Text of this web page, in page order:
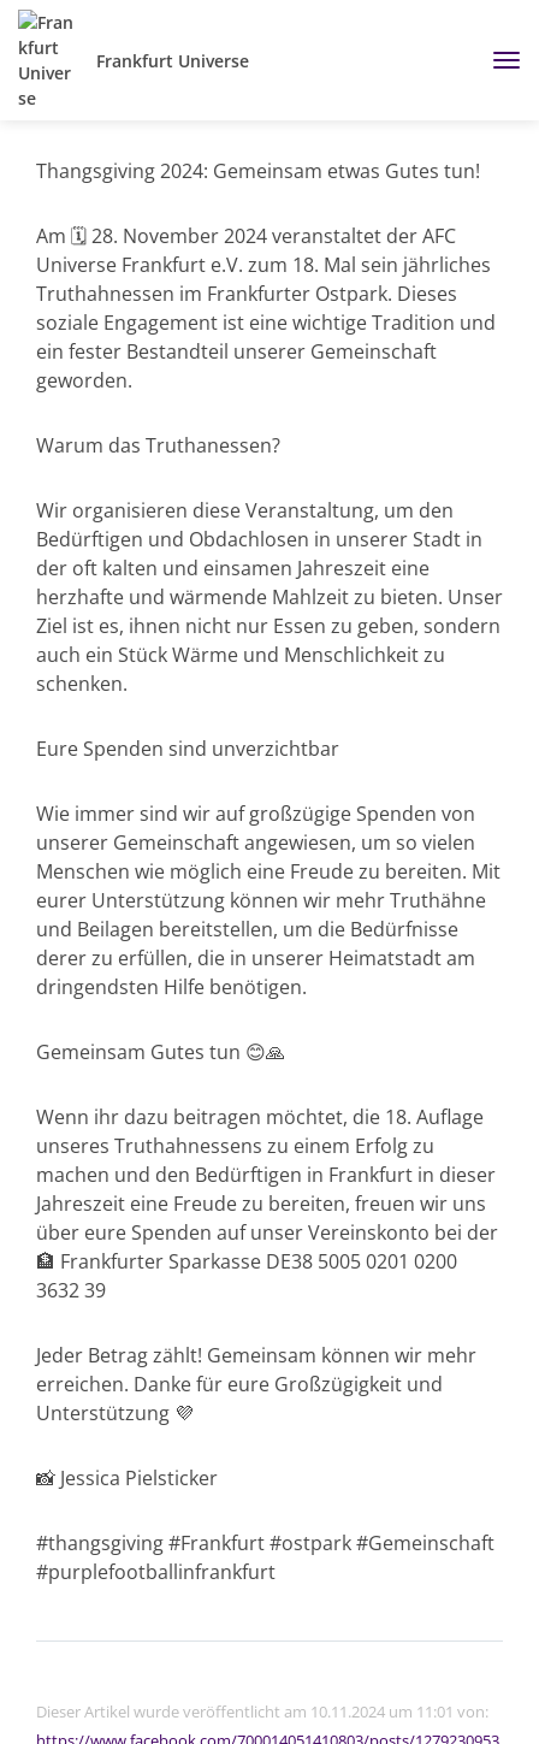
Frankfurt Universe
Thangsgiving 2024: Gemeinsam etwas Gutes tun!
Am 🗓 28. November 2024 veranstaltet der AFC
Universe Frankfurt e.V. zum 18. Mal sein jährliches
Truthahnessen im Frankfurter Ostpark. Dieses
soziale Engagement ist eine wichtige Tradition und
ein fester Bestandteil unserer Gemeinschaft
geworden.
Warum das Truthanessen?
Wir organisieren diese Veranstaltung, um den
Bedürftigen und Obdachlosen in unserer Stadt in
der oft kalten und einsamen Jahreszeit eine
herzhafte und wärmende Mahlzeit zu bieten. Unser
Ziel ist es, ihnen nicht nur Essen zu geben, sondern
auch ein Stück Wärme und Menschlichkeit zu
schenken.
Eure Spenden sind unverzichtbar
Wie immer sind wir auf großzügige Spenden von
unserer Gemeinschaft angewiesen, um so vielen
Menschen wie möglich eine Freude zu bereiten. Mit
eurer Unterstützung können wir mehr Truthähne
und Beilagen bereitstellen, um die Bedürfnisse
derer zu erfüllen, die in unserer Heimatstadt am
dringendsten Hilfe benötigen.
Gemeinsam Gutes tun 😊🙏
Wenn ihr dazu beitragen möchtet, die 18. Auflage
unseres Truthahnessens zu einem Erfolg zu
machen und den Bedürftigen in Frankfurt in dieser
Jahreszeit eine Freude zu bereiten, freuen wir uns
über eure Spenden auf unser Vereinskonto bei der
🏦 Frankfurter Sparkasse DE38 5005 0201 0200
3632 39
Jeder Betrag zählt! Gemeinsam können wir mehr
erreichen. Danke für eure Großzügigkeit und
Unterstützung 💜
📸 Jessica Pielsticker
#thangsgiving #Frankfurt #ostpark #Gemeinschaft
#purplefootballinfrankfurt
Dieser Artikel wurde veröffentlicht am 10.11.2024 um 11:01 von: